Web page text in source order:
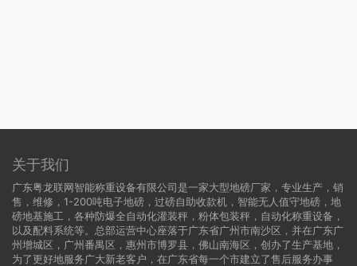
关于我们
广东粤龙联网智能称重设备有限公司是一家大型地磅厂家，专业生产，销
售，维修，1-200吨电子地磅，过磅自助收款机，智能无人值守地磅，地
磅地基施工，各种防爆全自动化灌装秤，粉体包装秤，自动化称重设备，
以及配料系统等。总部运营中心座落于广东省广州市南沙区，并在广东广
州增城区，广州番禺区，惠州市博罗县，佛山南海区，创办了生产基地，
为了更好地服务广大新老客户，在广东省每一个市建立了售后服务办事